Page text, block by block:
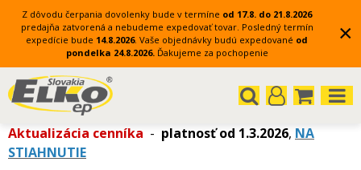
Z dôvodu čerpania dovolenky bude v termíne od 17.8. do 21.8.2026
predajňa zatvorená a nebudeme expedovať tovar. Posledný termín
expedície bude 14.8.2026. Vaše objednávky budú expedované od
pondelka 24.8.2026. Ďakujeme za pochopenie
×
Aktualizácia cenníka - platnosť od 1.3.2026, NA
STIAHNUTIE